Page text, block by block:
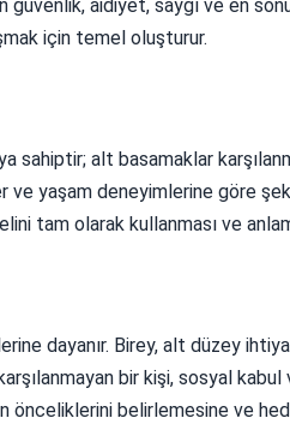
güvenlik, aidiyet, saygı ve en
için temel oluşturur.
sahiptir; alt basamaklar
yaşam deneyimlerine göre
tam olarak kullanması ve
dayanır. Birey, alt düzey
bir kişi, sosyal
önceliklerini belirlemesine ve